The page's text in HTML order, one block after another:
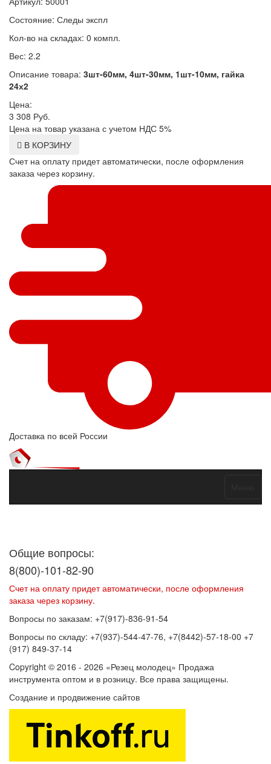
Состояние: Следы экспл
Кол-во на складах: 0 компл.
Вес: 2.2
Описание товара: 3шт-60мм, 4шт-30мм, 1шт-10мм, гайка
24х2
Цена:
3 308 Руб.
Цена на товар указана с учетом НДС 5%
В КОРЗИНУ
Счет на оплату придет автоматически, после оформления
заказа через корзину.
Доставка по всей России
Общие вопросы:
8(800)-101-82-90
Счет на оплату придет автоматически, после оформления
заказа через корзину.
Вопросы по заказам: +7(917)-836-91-54
Вопросы по складу: +7(937)-544-47-76, +7(8442)-57-18-00 +7
(917) 849-37-14
Copyright © 2016 - 2026 «Резец молодец» Продажа
инструмента оптом и в розницу. Все права защищены.
Создание и продвижение сайтов